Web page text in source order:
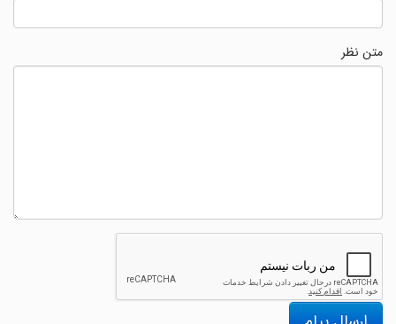
متن نظر